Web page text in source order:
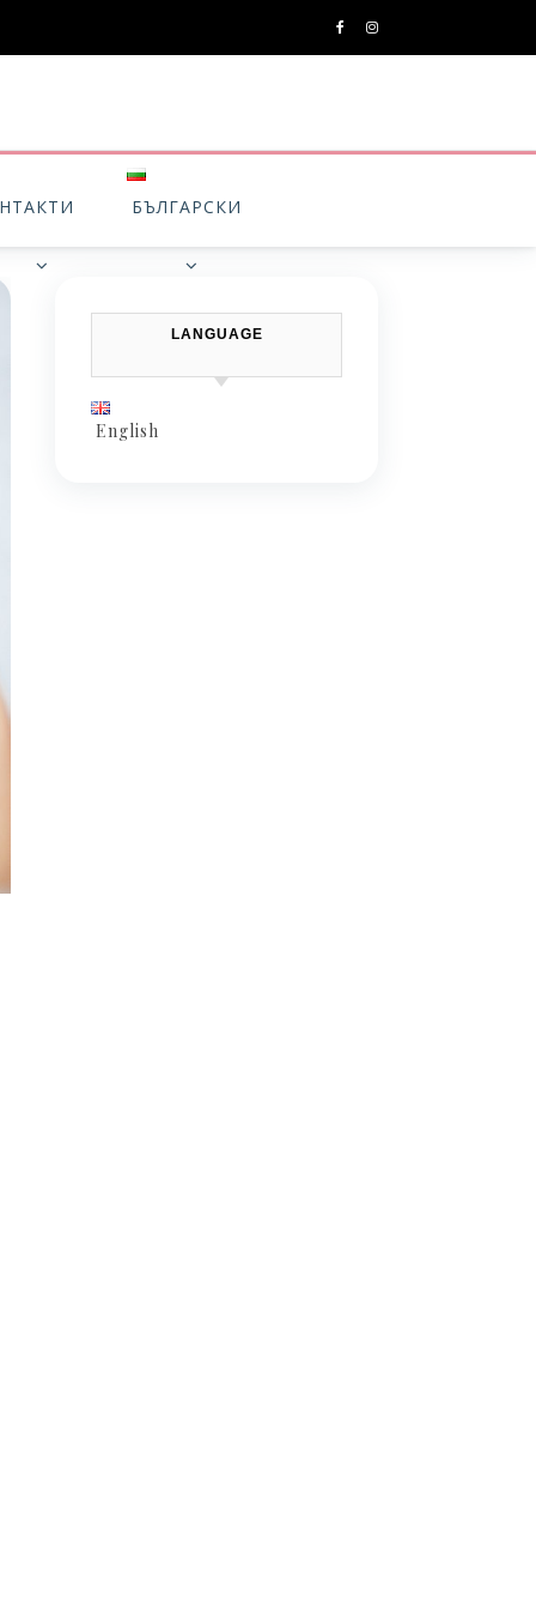
БЪЛГАРСКИ
LANGUAGE
English